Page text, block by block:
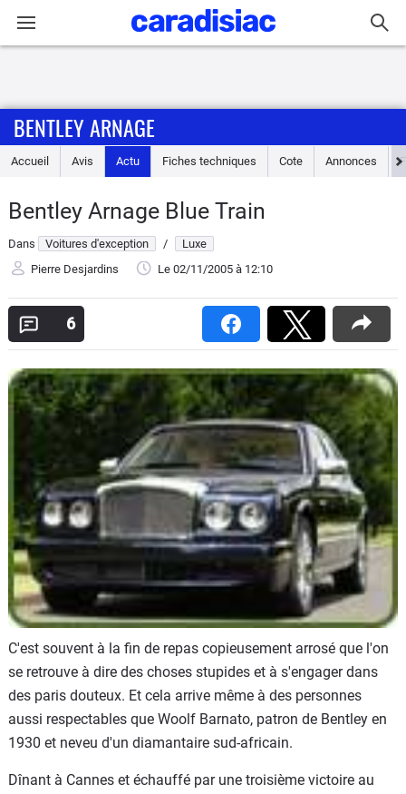
Accueil
Essais
Guide
Electriques
Utilitaires
Services
Forum
Moto
BENTLEY ARNAGE
Accueil Avis Actu Fiches techniques Cote Annonces
Bentley Arnage Blue Train
Dans Voitures d'exception /
Luxe
Pierre Desjardins
Le 02/11/2005 à 12:10
6
C'est souvent à la fin de repas copieusement arrosé que l'on
se retrouve à dire des choses stupides et à s'engager dans
des paris douteux. Et cela arrive même à des personnes
aussi respectables que Woolf Barnato, patron de Bentley en
1930 et neveu d'un diamantaire sud-africain.
Dînant à Cannes et échauffé par une troisième victoire au